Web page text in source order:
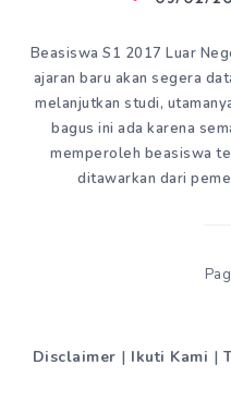
Beasiswa S1 2017 Luar
ajaran baru akan segera
melanjutkan studi,
bagus ini ada karena
memperoleh beasiswa
ditawarkan dari
Disclaimer | Ikuti Kami |